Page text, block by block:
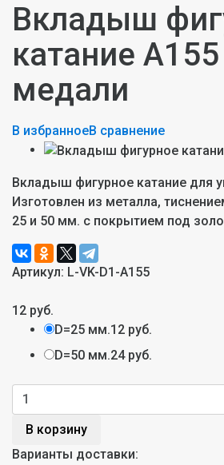
Вкладыш
катание
медали
В избранноеВ сравнение
Вкладыш фигурное катание для
Изготовлен из металла,
25 и 50 мм. с покрытием под
Артикул: L-VK-D1-A155
12 руб.
D=25 мм.12 руб.
D=50 мм.24 руб.
В корзину
Варианты доставки: